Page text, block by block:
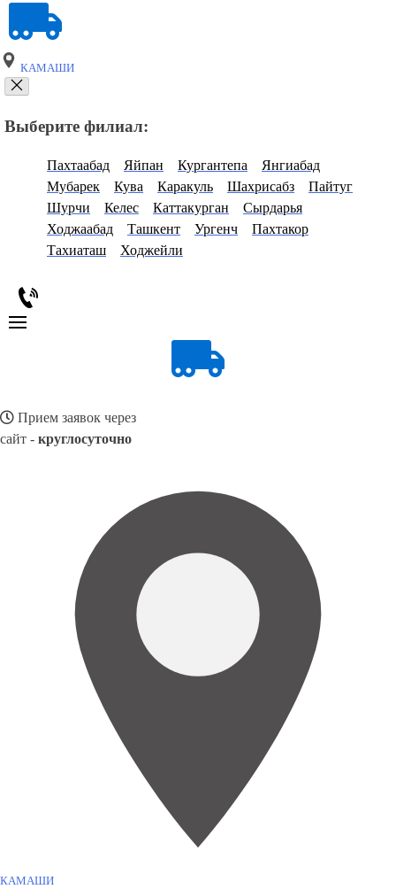
КАМАШИ
Выберите филиал:
Пахтаабад Яйпан Кургантепа
Янгиабад
Мубарек
Кува Каракуль Шахрисабз
Пайтуг
Шурчи
Келес Каттакурган
Сырдарья
Ходжаабад
Ташкент Ургенч
Пахтакор
Тахиаташ
Ходжейли
Прием заявок через
сайт - круглосуточно
КАМАШИ